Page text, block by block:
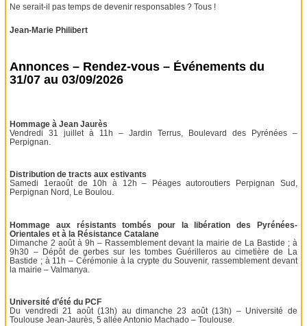
Ne serait-il pas temps de devenir responsables ? Tous !
Jean-Marie Philibert
Annonces – Rendez-vous – Événements du
31/07 au 03/09/2026
Hommage à Jean Jaurès
Vendredi 31 juillet à 11h – Jardin Terrus, Boulevard des Pyrénées –
Perpignan.
Distribution de tracts aux estivants
Samedi 1eraoût de 10h à 12h – Péages autoroutiers Perpignan Sud,
Perpignan Nord, Le Boulou.
Hommage aux résistants tombés pour la libération des Pyrénées-
Orientales et à la Résistance Catalane
Dimanche 2 août à 9h – Rassemblement devant la mairie de La Bastide ; à
9h30 – Dépôt de gerbes sur les tombes Guérilleros au cimetière de La
Bastide ; à 11h – Cérémonie à la crypte du Souvenir, rassemblement devant
la mairie – Valmanya.
Université d’été du PCF
Du vendredi 21 août (13h) au dimanche 23 août (13h) – Université de
Toulouse Jean-Jaurès, 5 allée Antonio Machado – Toulouse.